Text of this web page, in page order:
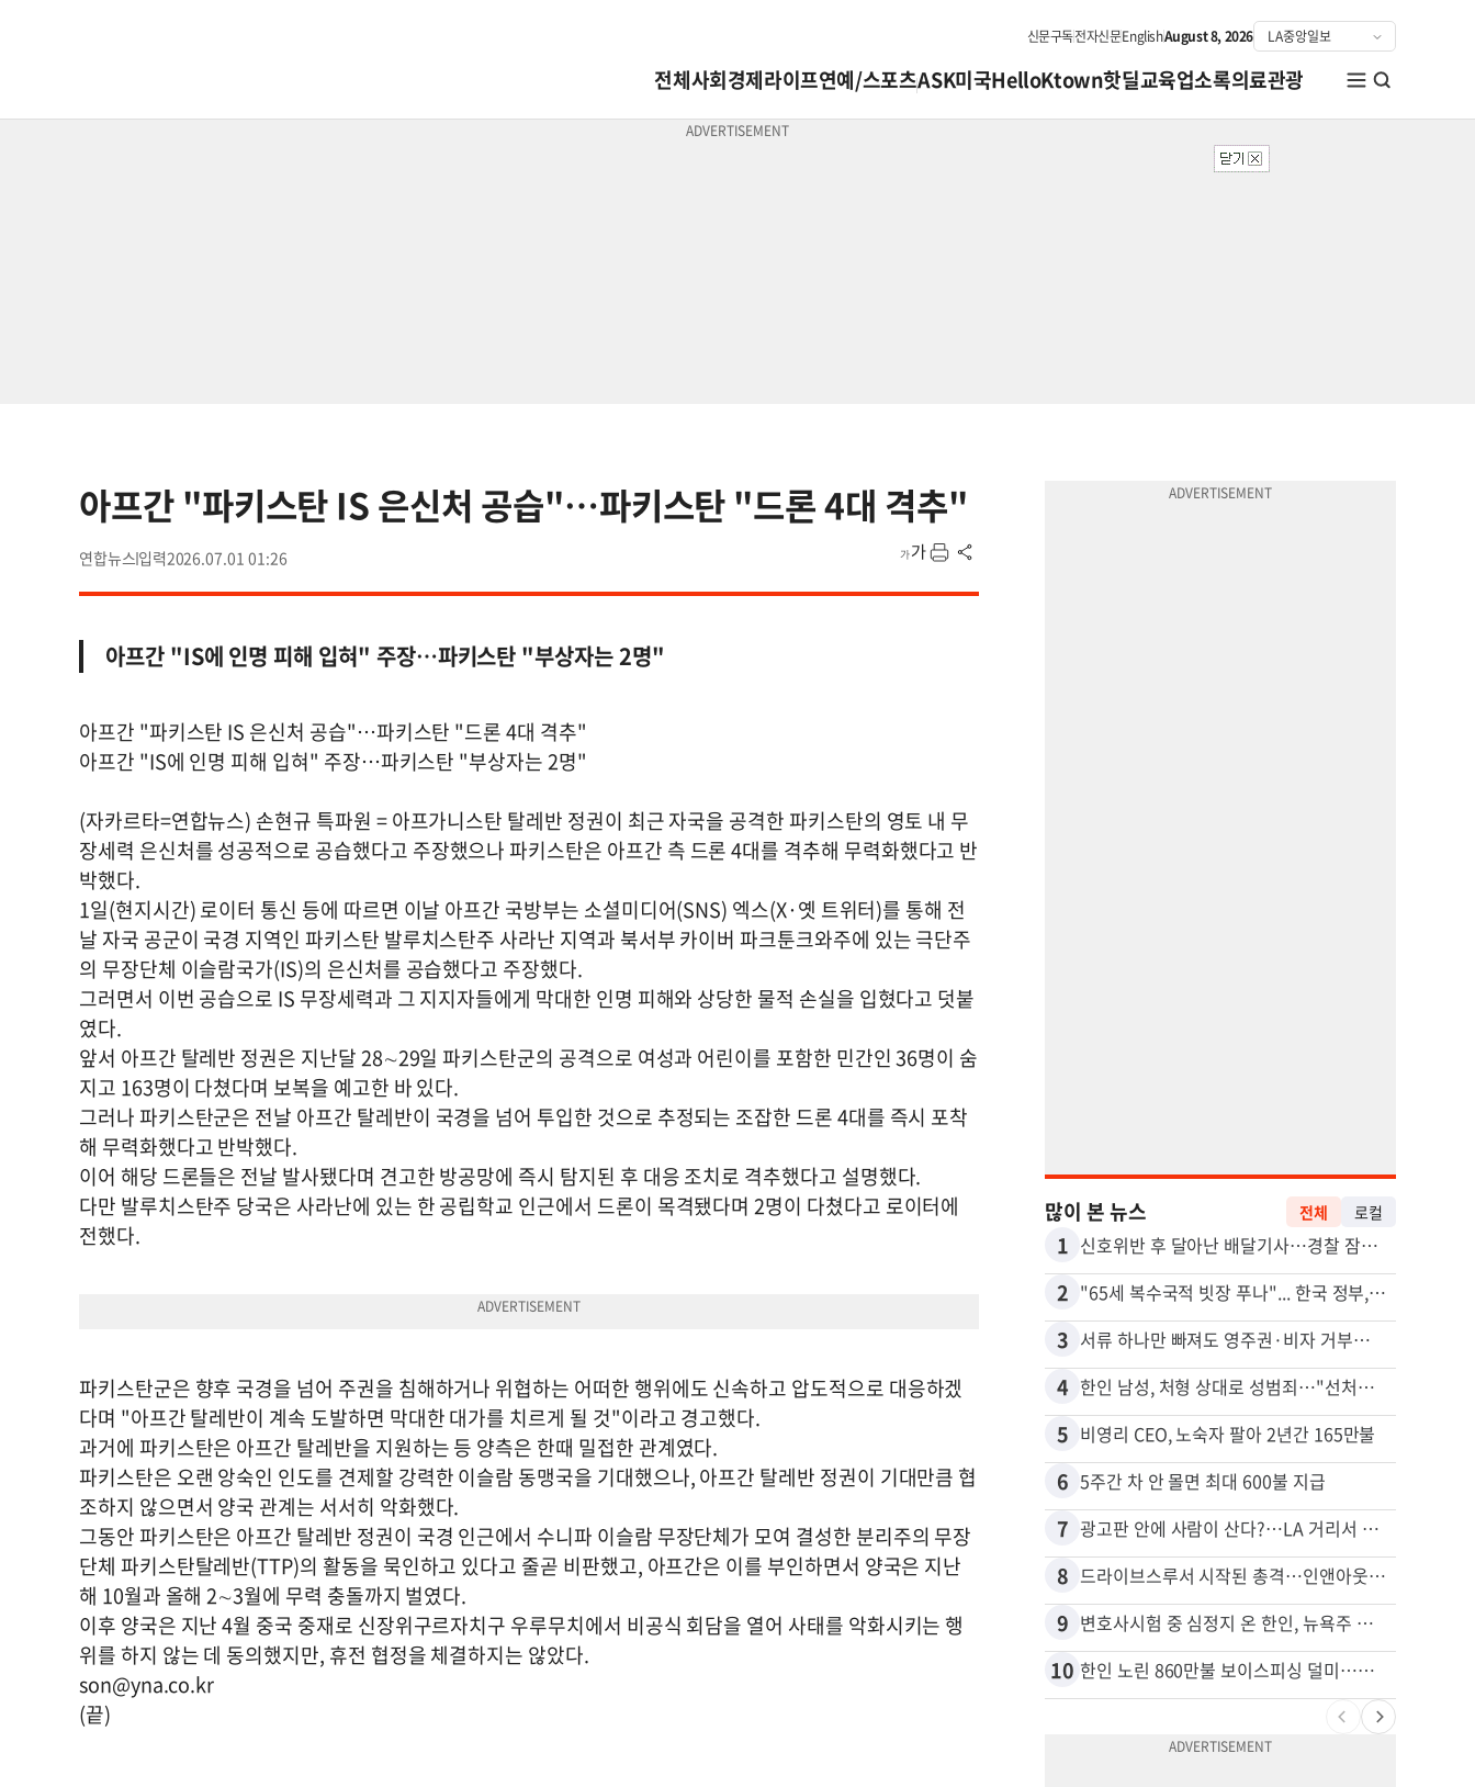
신문구독전자신문EnglishAugust 8, 2026
전체사회경제라이프연예/스포츠ASK미국HelloKtown핫딜교육업소록의료관광
아프간 "파키스탄 IS 은신처 공습"…파키스탄 "드론 4대 격추"
연합뉴스 2026.07.01 01:26
아프간 "IS에 인명 피해 입혀" 주장…파키스탄 "부상자는 2명"
아프간 "파키스탄 IS 은신처 공습"…파키스탄 "드론 4대 격추"
아프간 "IS에 인명 피해 입혀" 주장…파키스탄 "부상자는 2명"
(자카르타=연합뉴스) 손현규 특파원 = 아프가니스탄 탈레반 정권이 최근 자국을 공격한 파키스탄의 영토 내 무
장세력 은신처를 성공적으로 공습했다고 주장했으나 파키스탄은 아프간 측 드론 4대를 격추해 무력화했다고 반
박했다.
1일(현지시간) 로이터 통신 등에 따르면 이날 아프간 국방부는 소셜미디어(SNS) 엑스(X·옛 트위터)를 통해 전
날 자국 공군이 국경 지역인 파키스탄 발루치스탄주 사라난 지역과 북서부 카이버 파크툰크와주에 있는 극단주
의 무장단체 이슬람국가(IS)의 은신처를 공습했다고 주장했다.
그러면서 이번 공습으로 IS 무장세력과 그 지지자들에게 막대한 인명 피해와 상당한 물적 손실을 입혔다고 덧붙
였다.
앞서 아프간 탈레반 정권은 지난달 28∼29일 파키스탄군의 공격으로 여성과 어린이를 포함한 민간인 36명이 숨
지고 163명이 다쳤다며 보복을 예고한 바 있다.
그러나 파키스탄군은 전날 아프간 탈레반이 국경을 넘어 투입한 것으로 추정되는 조잡한 드론 4대를 즉시 포착
해 무력화했다고 반박했다.
이어 해당 드론들은 전날 발사됐다며 견고한 방공망에 즉시 탐지된 후 대응 조치로 격추했다고 설명했다.
다만 발루치스탄주 당국은 사라난에 있는 한 공립학교 인근에서 드론이 목격됐다며 2명이 다쳤다고 로이터에
전했다.
파키스탄군은 향후 국경을 넘어 주권을 침해하거나 위협하는 어떠한 행위에도 신속하고 압도적으로 대응하겠
다며 "아프간 탈레반이 계속 도발하면 막대한 대가를 치르게 될 것"이라고 경고했다.
과거에 파키스탄은 아프간 탈레반을 지원하는 등 양측은 한때 밀접한 관계였다.
파키스탄은 오랜 앙숙인 인도를 견제할 강력한 이슬람 동맹국을 기대했으나, 아프간 탈레반 정권이 기대만큼 협
조하지 않으면서 양국 관계는 서서히 악화했다.
그동안 파키스탄은 아프간 탈레반 정권이 국경 인근에서 수니파 이슬람 무장단체가 모여 결성한 분리주의 무장
단체 파키스탄탈레반(TTP)의 활동을 묵인하고 있다고 줄곧 비판했고, 아프간은 이를 부인하면서 양국은 지난
해 10월과 올해 2∼3월에 무력 충돌까지 벌였다.
이후 양국은 지난 4월 중국 중재로 신장위구르자치구 우루무치에서 비공식 회담을 열어 사태를 악화시키는 행
위를 하지 않는 데 동의했지만, 휴전 협정을 체결하지는 않았다.
son@yna.co.kr
(끝)
많이 본 뉴스 전체 로컬
1 신호위반 후 달아난 배달기사…경찰 잠복해 잡고보니 ‘반전’
2 "65세 복수국적 빗장 푸나"... 한국 정부, 연령 완화 전면 추진
3 서류 하나만 빠져도 영주권·비자 거부…심사관 재량권 대폭 확대
4 한인 남성, 처형 상대로 성범죄…"선처해줬더니 배신자 취급"
5 비영리 CEO, 노숙자 팔아 2년간 165만불
6 5주간 차 안 몰면 최대 600불 지급
7 광고판 안에 사람이 산다?…LA 거리서 화제
8 드라이브스루서 시작된 총격…인앤아웃 참사 영상 공개
9 변호사시험 중 심정지 온 한인, 뉴욕주 제소
10 한인 노린 860만불 보이스피싱 덜미…영사관·한국 검찰 사칭